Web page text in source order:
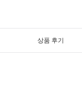
상품 후기